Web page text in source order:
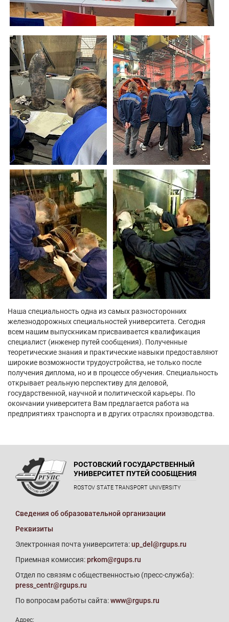
Наша специальность одна из самых разносторонних
железнодорожных специальностей университета. Сегодня
всем нашим выпускникам присваивается квалификация
специалист (инженер путей сообщения). Полученные
теоретические знания и практические навыки предоставляют
широкие возможности трудоустройства, не только после
получения диплома, но и в процессе обучения. Специальность
открывает реальную перспективу для деловой,
государственной, научной и политической карьеры. По
окончании университета Вам предлагается работа на
предприятиях транспорта и в других отраслях производства.
РОСТОВСКИЙ ГОСУДАРСТВЕННЫЙ
УНИВЕРСИТЕТ ПУТЕЙ СООБЩЕНИЯ
ROSTOV STATE TRANSPORT UNIVERSITY
Сведения об образовательной организации
Реквизиты
Электронная почта университета:up_del@rgups.ru
Приемная комиссия:prkom@rgups.ru
Отдел по связям с общественностью (пресс-служба):
press_centr@rgups.ru
По вопросам работы сайта:www@rgups.ru
Адрес: